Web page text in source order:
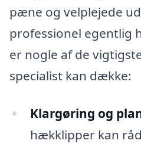
pæne og velplejede
professionel egentlig
er nogle af de
specialist kan dække:
Klargøring og
hækklipper kan